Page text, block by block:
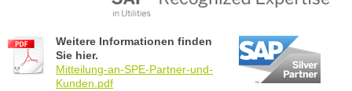
Weitere Informationen finden
Sie hier.
Mitteilung-an-SPE-Partner-und-
Kunden.pdf